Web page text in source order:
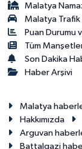
Malatya
Malatya Trafik
Puan Durumu
Tüm
Son Dakika
Haber Arşivi
Malatya
Hakkımızda
Arguvan
Battalgazi